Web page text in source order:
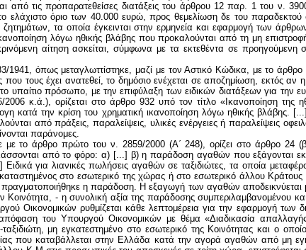
τις προπαρατεθείσες διατάξεις του άρθρου 12 παρ. 1 του ν.
ελάχιστο όριο των 40.000 ευρώ, προς θεμελίωση δε του
ζητημάτων, τα οποία έγκεινται στην ερμηνεία και εφαρμογή των
λόγω ηθικής βλάβης που προκαλούνται από τη μη
αίτηση ασκείται, σύμφωνα με τα εκτεθέντα σε
όπως μεταγλωττίστηκε, μαζί με τον Αστικό Κώδικα, με το άρθρο
τους έχει ανατεθεί, το δημόσιο ενέχεται σε αποζημίωση, εκτός
υπαίτιο πρόσωπο, με την επιφύλαξη των ειδικών διατάξεων για
κ.ά.), ορίζεται στο άρθρο 932 υπό τον τίτλο «Ικανοποίηση της
κατά την κρίση του χρηματική ικανοποίηση λόγω ηθικής βλάβης.
από πράξεις, παραλείψεις, υλικές ενέργειες ή παραλείψεις
παράνομες.
το άρθρο πρώτο του ν. 2859/2000 (Α΄ 248), ορίζει στο άρθρο
από το φόρο: α) [...] β) η παράδοση αγαθών που εξάγονται
για λιανικές πωλήσεις αγαθών σε ταξιδιώτες, τα οποία
στο εσωτερικό της χώρας ή στο εσωτερικό άλλου
η παράδοση. Η εξαγωγή των αγαθών αποδεικνύεται
- η συνολική αξία της παράδοσης συμπεριλαμβανομένου
ρυθμίζεται κάθε λεπτομέρεια για την εφαρμογή των
του Υπουργού Οικονομικών με θέμα «Διαδικασία
μη εγκατεστημένο στο εσωτερικό της Κοινότητας και ο
που καταβάλλεται στην Ελλάδα κατά την αγορά αγαθών από μη